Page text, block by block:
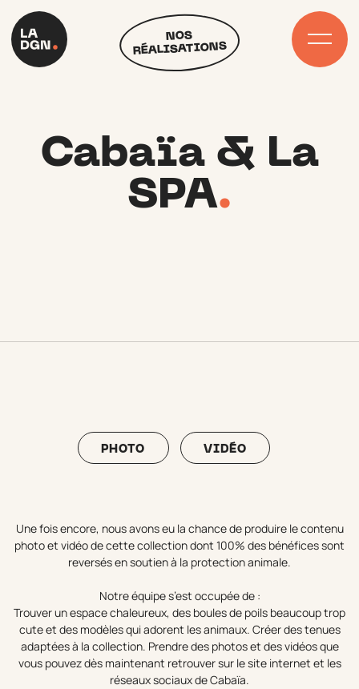
content
NOS
RÉALISATIONS
Cabaïa & La
SPA.
PHOTO VIDÉO
Une fois encore, nous avons eu la chance de produire le contenu
photo et vidéo de cette collection dont 100% des bénéfices sont
reversés en soutien à la protection animale.
Notre équipe s’est occupée de :
Trouver un espace chaleureux, des boules de poils beaucoup trop
cute et des modèles qui adorent les animaux. Créer des tenues
adaptées à la collection. Prendre des photos et des vidéos que
vous pouvez dès maintenant retrouver sur le site internet et les
réseaux sociaux de Cabaïa.